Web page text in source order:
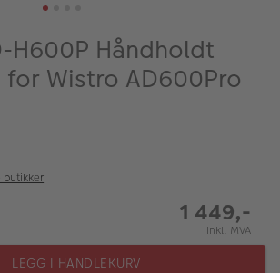
H600P Håndholdt
Wistro AD600Pro
butikker
1 449,-
Inkl. MVA
LEGG I HANDLEKURV